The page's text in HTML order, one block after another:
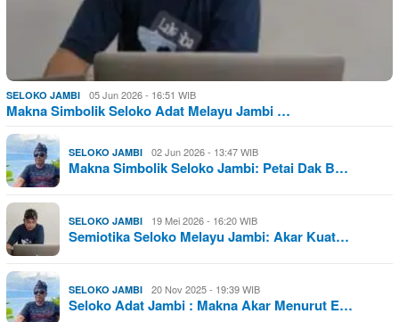
SELOKO JAMBI 05 Jun 2026 - 16:51 WIB
Makna Simbolik Seloko Adat Melayu Jambi …
SELOKO JAMBI 02 Jun 2026 - 13:47 WIB
Makna Simbolik Seloko Jambi: Petai Dak B…
SELOKO JAMBI 19 Mei 2026 - 16:20 WIB
Semiotika Seloko Melayu Jambi: Akar Kuat…
SELOKO JAMBI 20 Nov 2025 - 19:39 WIB
Seloko Adat Jambi : Makna Akar Menurut E…